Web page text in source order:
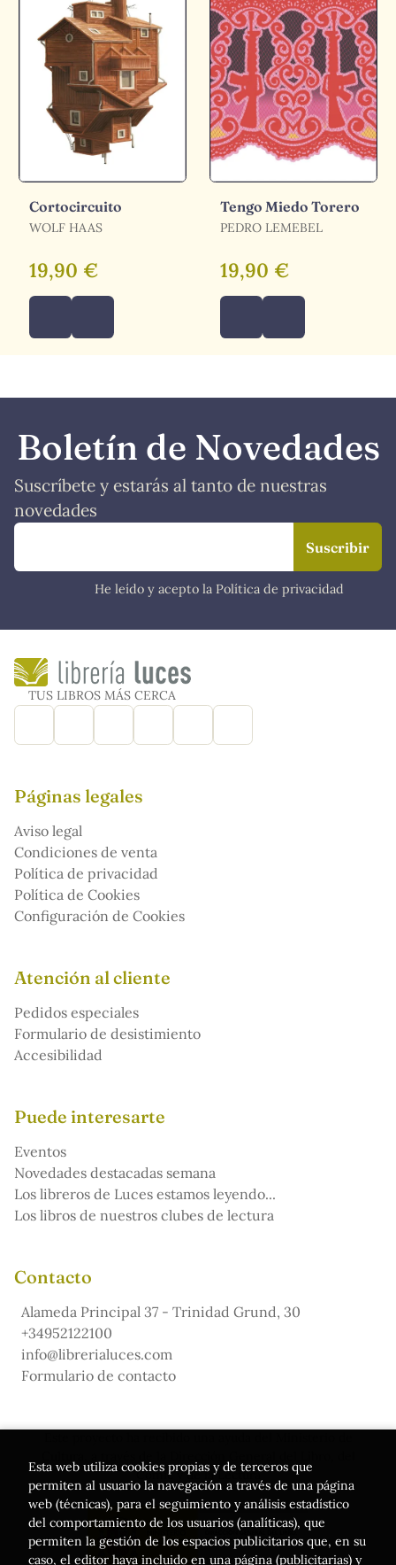
Cortocircuito
WOLF HAAS
19,90 €
Tengo Miedo Torero
PEDRO LEMEBEL
19,90 €
Boletín de Novedades
Suscríbete y estarás al tanto de nuestras
novedades
He leído y acepto la Política de privacidad
TUS LIBROS MÁS CERCA
Páginas legales
Aviso legal
Condiciones de venta
Política de privacidad
Política de Cookies
Configuración de Cookies
Atención al cliente
Pedidos especiales
Formulario de desistimiento
Accesibilidad
Puede interesarte
Eventos
Novedades destacadas semana
Los libreros de Luces estamos leyendo...
Los libros de nuestros clubes de lectura
Contacto
Alameda Principal 37 - Trinidad Grund, 30
+34952122100
info@librerialuces.com
Formulario de contacto
Cómic y de la Lectura
Esta web utiliza cookies propias y de terceros que
permiten al usuario la navegación a través de una página
web (técnicas), para el seguimiento y análisis estadístico
del comportamiento de los usuarios (analíticas), que
permiten la gestión de los espacios publicitarios que, en su
caso, el editor haya incluido en una página (publicitarias) y